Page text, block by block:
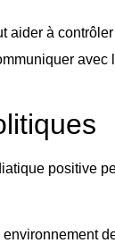
aider à
positive